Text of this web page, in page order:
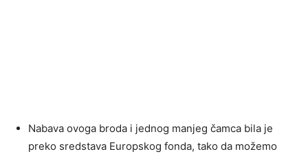
Nabava ovoga broda i jednog manjeg čamca bila je
preko sredstava Europskog fonda, tako da možemo